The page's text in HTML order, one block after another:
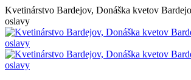
Skip
to
content
Kvetinárstvo Bardejov, Donáška kvetov
oslavy